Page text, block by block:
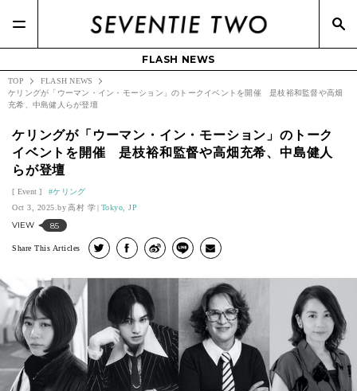
FLASH NEWS
TOP
FLASH NEWS
ケリングが「ウーマン・イン・モーション」のトークイベントを開催 是枝裕和監督や高畑
充希、中島健人らが登壇
ケリングが「ウーマン・イン・モーション」のトーク
イベントを開催 是枝裕和監督や高畑充希、中島健人
らが登壇
Event
ケリング
Oct 3, 2025.
高村 学 Tokyo, JP
VIEW 85
Share This Articles